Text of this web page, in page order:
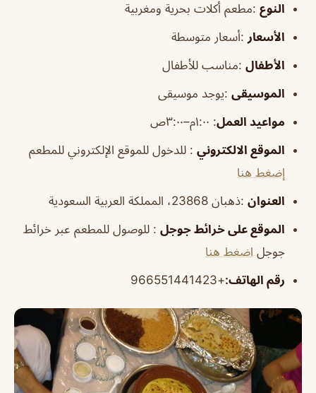
النوع :مطعم أكلات بحرية ومغربية
الأسعار :أسعار متوسطة
الأطفال :مناسب للأطفال
الموسيقى :يوجد موسيقى
مواعيد العمل: ١:٠٠م–٣:٠٠ص
الموقع الالكتروني : للدخول للموقع الإلكتروني للمطعم
إضغط هنا
العنوان :ذهبان 23868، المملكة العربية السعودية
الموقع على خرائط جوجل : للوصول للمطعم عبر خرائط
جوجل اضغط هنا
رقم الهاتف:+966551441423